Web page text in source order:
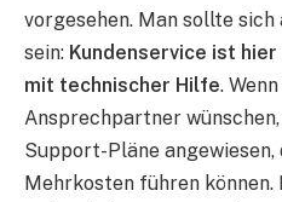
vorgesehen. Man sollte
sein: Kundenservice ist
mit technischer Hilfe.
Ansprechpartner
Support-Pläne angewiesen,
Mehrkosten führen